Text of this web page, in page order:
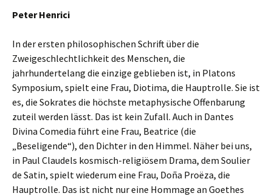
Peter Henrici
In der ersten philosophischen Schrift über die
Zweigeschlechtlichkeit des Menschen, die
jahrhundertelang die einzige geblieben ist, in Platons
Symposium, spielt eine Frau, Diotima, die Hauptrolle. Sie ist
es, die Sokrates die höchste metaphysische Offenbarung
zuteil werden lässt. Das ist kein Zufall. Auch in Dantes
Divina Comedia führt eine Frau, Beatrice (die
„Beseligende“), den Dichter in den Himmel. Näher bei uns,
in Paul Claudels kosmisch-religiösem Drama, dem Soulier
de Satin, spielt wiederum eine Frau, Doña Proëza, die
Hauptrolle. Das ist nicht nur eine Hommage an Goethes